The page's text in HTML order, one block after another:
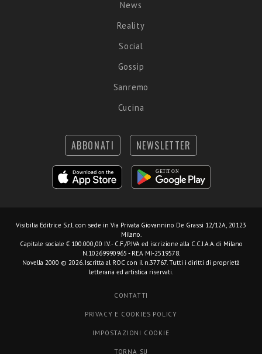
News
Reality
Social
Gossip
Sanremo
Cucina
ABBONATI NEWSLETTER
Visibilia Editrice S.r.l. con sede in Via Privata Giovannino De Grassi 12/12A, 20123
Milano.
Capitale sociale € 100.000,00 I.V. - C.F./P.IVA ed iscrizione alla C.C.I.A.A. di Milano
N.10269990965 - REA MI-2519578.
Novella 2000 © 2026. Iscritta al ROC con il n.37767. Tutti i diritti di proprietà
letteraria ed artistica riservati.
CONTATTI
PRIVACY E COOKIES POLICY
IMPOSTAZIONI COOKIE
TORNA SU